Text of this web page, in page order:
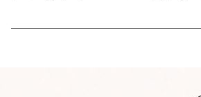
окремим викликом для України